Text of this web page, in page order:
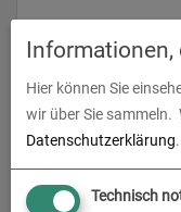
Mousepads
zum Artikel
Informationen,
Hier können Sie
wir über Sie sammeln.
Datenschutzerklärung.
Technisch